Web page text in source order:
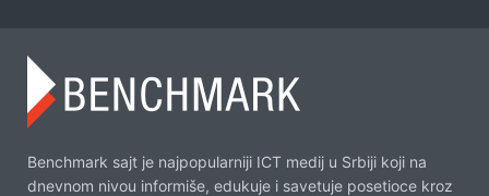
Benchmark sajt je najpopularniji ICT medij u Srbiji koji na
dnevnom nivou informiše, edukuje i savetuje posetioce kroz